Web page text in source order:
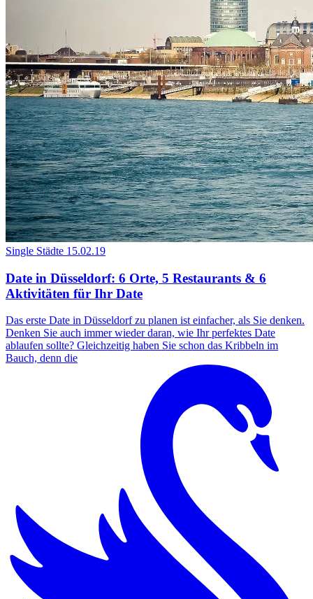
Single Städte 15.02.19
Date in Düsseldorf: 6 Orte, 5 Restaurants & 6
Aktivitäten für Ihr Date
Das erste Date in Düsseldorf zu planen ist einfacher, als Sie denken.
Denken Sie auch immer wieder daran, wie Ihr perfektes Date
ablaufen sollte? Gleichzeitig haben Sie schon das Kribbeln im
Bauch, denn die